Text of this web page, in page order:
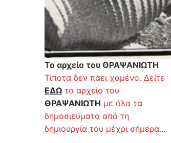
Το αρχείο του ΘΡΑΨΑΝΙΩΤΗ
Τίποτα δεν πάει χαμένο. Δείτε
ΕΔΩ το αρχείο του
ΘΡΑΨΑΝΙΩΤΗ με όλα τα
δημοσιεύματα από τη
δημιουργία του μέχρι σήμερα…